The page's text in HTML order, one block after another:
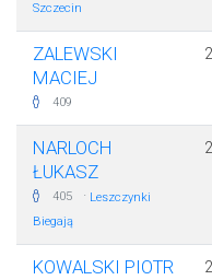
Szczecin
ZALEWSKI
MACIEJ
409
NARLOCH
ŁUKASZ
405 · Leszczynki
Biegają
KOWALSKI PIOTR